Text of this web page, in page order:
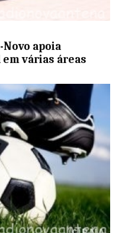
apoia
várias áreas